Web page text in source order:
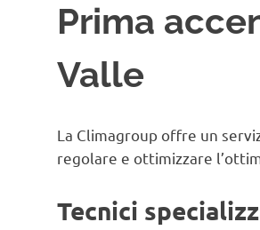
Prima
Valle
La Climagroup offre un
regolare e ottimizzare
Tecnici